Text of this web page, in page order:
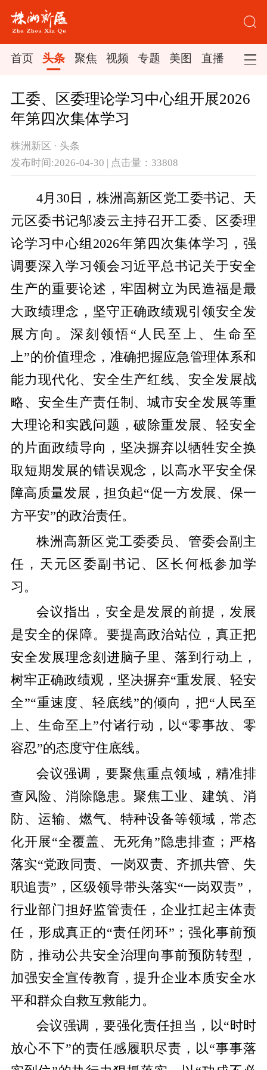
首页 头条 聚焦 视频 专题 美图 直播
工委、区委理论学习中心组开展2026
年第四次集体学习
株洲新区 · 头条
发布时间:2026-04-30 | 点击量：33808
4月30日，株洲高新区党工委书记、天
元区委书记邬凌云主持召开工委、区委理
论学习中心组2026年第四次集体学习，强
调要深入学习领会习近平总书记关于安全
生产的重要论述，牢固树立为民造福是最
大政绩理念，坚守正确政绩观引领安全发
展方向。深刻领悟“人民至上、生命至
上”的价值理念，准确把握应急管理体系和
能力现代化、安全生产红线、安全发展战
略、安全生产责任制、城市安全发展等重
大理论和实践问题，破除重发展、轻安全
的片面政绩导向，坚决摒弃以牺牲安全换
取短期发展的错误观念，以高水平安全保
障高质量发展，担负起“促一方发展、保一
方平安”的政治责任。
株洲高新区党工委委员、管委会副主
任，天元区委副书记、区长何柢参加学
习。
会议指出，安全是发展的前提，发展
是安全的保障。要提高政治站位，真正把
安全发展理念刻进脑子里、落到行动上，
树牢正确政绩观，坚决摒弃“重发展、轻安
全”“重速度、轻底线”的倾向，把“人民至
上、生命至上”付诸行动，以“零事故、零
容忍”的态度守住底线。
会议强调，要聚焦重点领域，精准排
查风险、消除隐患。聚焦工业、建筑、消
防、运输、燃气、特种设备等领域，常态
化开展“全覆盖、无死角”隐患排查；严格
落实“党政同责、一岗双责、齐抓共管、失
职追责”，区级领导带头落实“一岗双责”，
行业部门担好监管责任，企业扛起主体责
任，形成真正的“责任闭环”；强化事前预
防，推动公共安全治理向事前预防转型，
加强安全宣传教育，提升企业本质安全水
平和群众自救互救能力。
会议强调，要强化责任担当，以“时时
放心不下”的责任感履职尽责，以“事事落